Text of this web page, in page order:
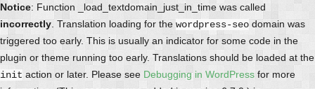
Notice: Function _load_textdomain_just_in_time was called
incorrectly . Translation loading for the wordpress-seo domain was
triggered too early. This is usually an indicator for some code in the
plugin or theme running too early. Translations should be loaded at the
init action or later. Please see Debugging in WordPress for more